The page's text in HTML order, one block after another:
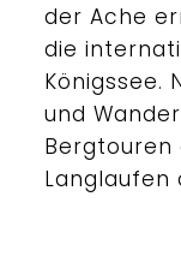
der Ache
die
Königssee.
und
Bergtouren
Langlaufen